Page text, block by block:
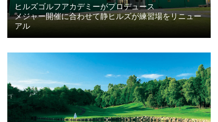
ヒルズゴルフアカデミーがプロデュース
メジャー開催に合わせて静ヒルズが練習場をリニュー
アル